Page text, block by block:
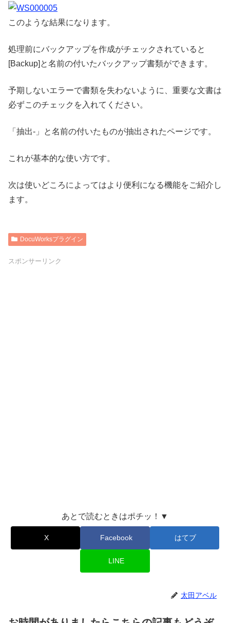
このような結果になります。
処理前にバックアップを作成がチェックされていると
[Backup]と名前の付いたバックアップ書類ができます。
予期しないエラーで書類を失わないように、重要な文書は
必ずこのチェックを入れてください。
「抽出-」と名前の付いたものが抽出されたページです。
これが基本的な使い方です。
次は使いどころによってはより便利になる機能をご紹介し
ます。
DocuWorksプラグイン
スポンサーリンク
あとで読むときはポチッ！▼
X Facebook はてブ
LINE
太田アベル